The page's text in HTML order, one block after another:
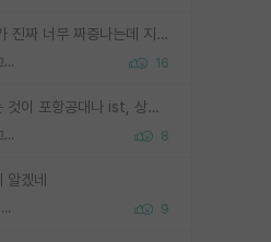
지방대 이 단어가 진짜 너무 짜증나는데 지방대면 다 그냥 쓰레기인가요? 무슨 말 같지도 않은 댓글들이 있는건지??? 지방에도 충분히 좋은 대학 많고 충분히 잘하는 교수님들 많습니다 포항공대 4개 IST 대표 지거국들 여기 모두 다 지방에 있고 여기 출신들 중에 교수하는 분들 적지 않습니다 지거국 출신이 무슨 교수를 하냐?라고 생각할 사람들 많은데 상위 대표 지거국에 아웃라이어들 많습니다 결국 개인의 연구역량과 실적이 중요합니다 이 역량을 펼치는데 있어서 지도교수와의 합도 중요합니다. 그리고 경력이 필요하면 해외포닥까지 다녀오세요
SSH 박사과정을 그만두고 지방대 박사로 옮기면 교수의 꿈은 끝일까요? 16
일단 지방대라는 것이 포항공대나 ist, 상위 지거국은 아니라고 생각하겠습니다. 그런곳은 서성한에 비해 소위 대학 네임밸류가 크게 뒤떨어지지는 않으니까요. 대학 이름이 중요하냐? 당연합니다. 대학 이름이 좋아서 좋은 아웃풋이 나오는 것이냐, 좋은 대학은 좋은 사람과 좋은 기회가 몰려있으니 아웃풋도 자연스럽게 좋아지는 것이냐? 대답하기 어려운 문제입니다. 아직 한국 사회에서 학벌을 보는 것도, 특히 이공계를 중심으로 학벌보다는 실적 위주라는 분위기가 형성되는 것도 사실입니다. 지방대 출신으로 전임교수가 될수 있느냐? 가능 불가능을 따지면 당연히 가능입니다. 지방대 박사 출신으로 전임교원이 된 경우가 실제로 있으니까요. 현실적인 가능성이 있느냐? 지금 이정도 대학의 교수가 되고싶다고 생각되는 대학 들어가서 컴공과 교수 목록 켜고 박사 어디서 받았는지 쭉 한번 보세요. 냉정하게 지방대 출신인 분들이 많지는 않으실겁니다.
SSH 박사과정을 그만두고 지방대 박사로 옮기면 교수의 꿈은 끝일까요? 8
알겠네
입학도 안한 신입생이 원래 관심을 받나요 9